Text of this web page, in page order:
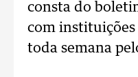
consta do
com
toda semana